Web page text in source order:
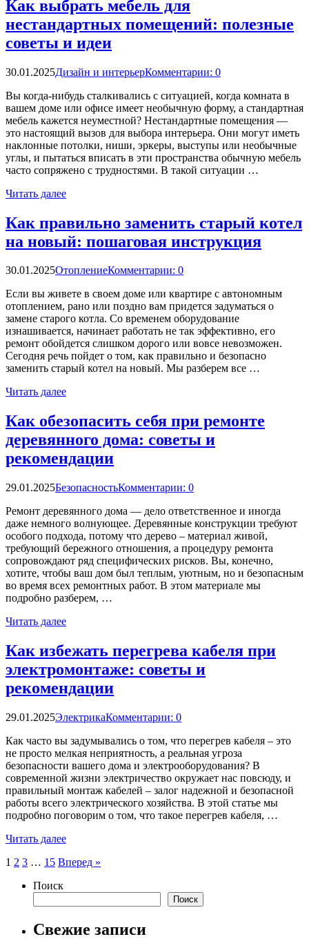
Как выбрать мебель для
нестандартных помещений: полезные
советы и идеи
30.01.2025Дизайн и интерьерКомментарии: 0
Вы когда-нибудь сталкивались с ситуацией, когда комната в
вашем доме или офисе имеет необычную форму, а стандартная
мебель кажется неуместной? Нестандартные помещения —
это настоящий вызов для выбора интерьера. Они могут иметь
наклонные потолки, ниши, эркеры, выступы или необычные
углы, и пытаться вписать в эти пространства обычную мебель
часто сопряжено с трудностями. В такой ситуации …
Читать далее
Как правильно заменить старый котел
на новый: пошаговая инструкция
30.01.2025ОтоплениеКомментарии: 0
Если вы живете в своем доме или квартире с автономным
отоплением, рано или поздно вам придется задуматься о
замене старого котла. Со временем оборудование
изнашивается, начинает работать не так эффективно, его
ремонт обойдется слишком дорого или вовсе невозможен.
Сегодня речь пойдет о том, как правильно и безопасно
заменить старый котел на новый. Мы разберем все …
Читать далее
Как обезопасить себя при ремонте
деревянного дома: советы и
рекомендации
29.01.2025БезопасностьКомментарии: 0
Ремонт деревянного дома — дело ответственное и иногда
даже немного волнующее. Деревянные конструкции требуют
особого подхода, потому что дерево – материал живой,
требующий бережного отношения, а процедуру ремонта
сопровождают ряд специфических рисков. Вы, конечно,
хотите, чтобы ваш дом был теплым, уютным, но и безопасным
во время всех ремонтных работ. В этом материале мы
подробно разберем, …
Читать далее
Как избежать перегрева кабеля при
электромонтаже: советы и
рекомендации
29.01.2025ЭлектрикаКомментарии: 0
Как часто вы задумывались о том, что перегрев кабеля – это
не просто мелкая неприятность, а реальная угроза
безопасности вашего дома и электрооборудования? В
современной жизни электричество окружает нас повсюду, и
правильный монтаж кабелей – залог надежной и безопасной
работы всего электрического хозяйства. В этой статье мы
подробно поговорим о том, что такое перегрев кабеля, …
Читать далее
Пагинация
записей
1 2 3 … 15 Вперед »
Поиск
Поиск
Свежие записи